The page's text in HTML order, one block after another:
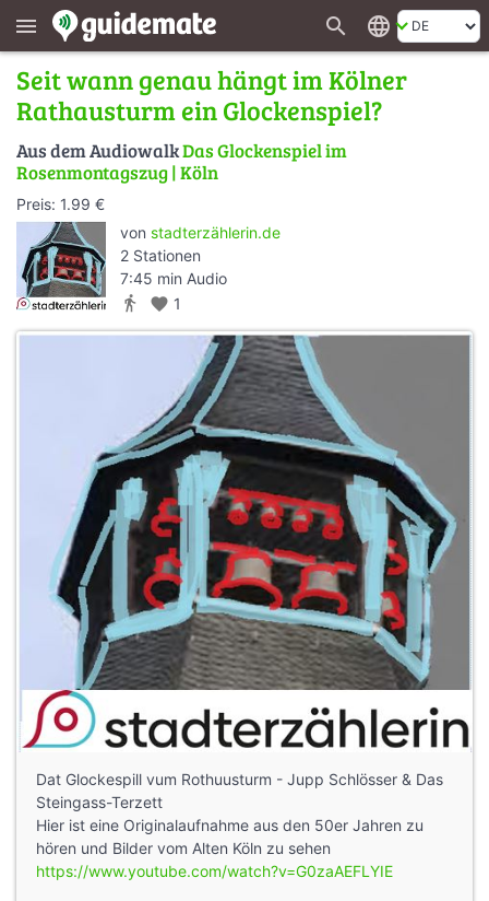
menu search language
Seit wann genau hängt im Kölner
Rathausturm ein Glockenspiel?
Aus dem AudiowalkDas Glockenspiel im
Rosenmontagszug | Köln
Preis: 1.99 €
von stadterzählerin.de
2 Stationen
7:45 min Audio
directions_walk favorite 1
Dat Glockespill vum Rothuusturm - Jupp Schlösser & Das
Steingass-Terzett
Hier ist eine Originalaufnahme aus den 50er Jahren zu
hören und Bilder vom Alten Köln zu sehen
https://www.youtube.com/watch?v=G0zaAEFLYIE